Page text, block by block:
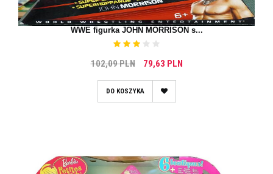
WWE figurka JOHN MORRISON s...
102,09 PLN 79,63 PLN
DO KOSZYKA